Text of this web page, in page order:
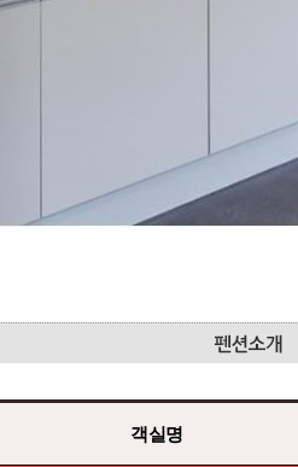
객실명